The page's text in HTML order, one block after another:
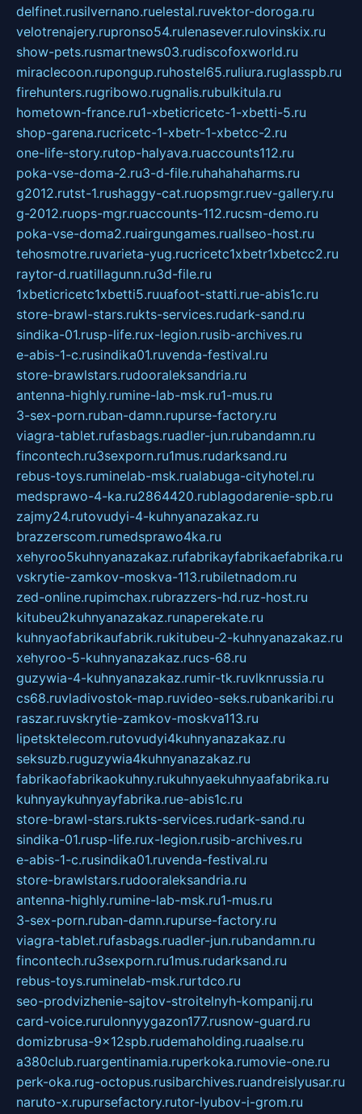
delfinet.rusilvernano.ruelestal.ruvektor-doroga.ru
velotrenajery.rupronso54.rulenasever.rulovinskix.ru
show-pets.rusmartnews03.rudiscofoxworld.ru
miraclecoon.rupongup.ruhostel65.ruliura.ruglasspb.ru
firehunters.rugribowo.rugnalis.rubulkitula.ru
hometown-france.ru1-xbeticricetc-1-xbetti-5.ru
shop-garena.rucricetc-1-xbetr-1-xbetcc-2.ru
one-life-story.rutop-halyava.ruaccounts112.ru
poka-vse-doma-2.ru3-d-file.ruhahahaharms.ru
g2012.rutst-1.rushaggy-cat.ruopsmgr.ruev-gallery.ru
g-2012.ruops-mgr.ruaccounts-112.rucsm-demo.ru
poka-vse-doma2.ruairgungames.ruallseo-host.ru
tehosmotre.ruvarieta-yug.rucricetc1xbetr1xbetcc2.ru
raytor-d.ruatillagunn.ru3d-file.ru
1xbeticricetc1xbetti5.ruuafoot-statti.rue-abis1c.ru
store-brawl-stars.rukts-services.rudark-sand.ru
sindika-01.rusp-life.rux-legion.rusib-archives.ru
e-abis-1-c.rusindika01.ruvenda-festival.ru
store-brawlstars.rudooraleksandria.ru
antenna-highly.rumine-lab-msk.ru1-mus.ru
3-sex-porn.ruban-damn.rupurse-factory.ru
viagra-tablet.rufasbags.ruadler-jun.rubandamn.ru
fincontech.ru3sexporn.ru1mus.rudarksand.ru
rebus-toys.ruminelab-msk.rualabuga-cityhotel.ru
medsprawo-4-ka.ru2864420.rublagodarenie-spb.ru
zajmy24.rutovudyi-4-kuhnyanazakaz.ru
brazzerscom.rumedsprawo4ka.ru
xehyroo5kuhnyanazakaz.rufabrikayfabrikaefabrika.ru
vskrytie-zamkov-moskva-113.rubiletnadom.ru
zed-online.rupimchax.rubrazzers-hd.ruz-host.ru
kitubeu2kuhnyanazakaz.runaperekate.ru
kuhnyaofabrikaufabrik.rukitubeu-2-kuhnyanazakaz.ru
xehyroo-5-kuhnyanazakaz.rucs-68.ru
guzywia-4-kuhnyanazakaz.rumir-tk.ruvlknrussia.ru
cs68.ruvladivostok-map.ruvideo-seks.rubankaribi.ru
raszar.ruvskrytie-zamkov-moskva113.ru
lipetsktelecom.rutovudyi4kuhnyanazakaz.ru
seksuzb.ruguzywia4kuhnyanazakaz.ru
fabrikaofabrikaokuhny.rukuhnyaekuhnyaafabrika.ru
kuhnyaykuhnyayfabrika.rue-abis1c.ru
store-brawl-stars.rukts-services.rudark-sand.ru
sindika-01.rusp-life.rux-legion.rusib-archives.ru
e-abis-1-c.rusindika01.ruvenda-festival.ru
store-brawlstars.rudooraleksandria.ru
antenna-highly.rumine-lab-msk.ru1-mus.ru
3-sex-porn.ruban-damn.rupurse-factory.ru
viagra-tablet.rufasbags.ruadler-jun.rubandamn.ru
fincontech.ru3sexporn.ru1mus.rudarksand.ru
rebus-toys.ruminelab-msk.rurtdco.ru
seo-prodvizhenie-sajtov-stroitelnyh-kompanij.ru
card-voice.rurulonnyygazon177.rusnow-guard.ru
domizbrusa-9x12spb.rudemaholding.ruaalse.ru
a380club.ruargentinamia.ruperkoka.rumovie-one.ru
perk-oka.rug-octopus.rusibarchives.ruandreislyusar.ru
naruto-x.rupursefactory.rutor-lyubov-i-grom.ru